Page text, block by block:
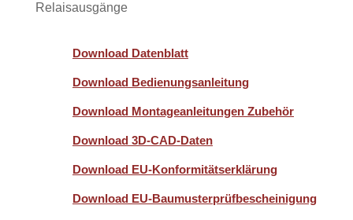
Relaisausgänge
Download Datenblatt
Download Bedienungsanleitung
Download Montageanleitungen Zubehör
Download 3D-CAD-Daten
Download EU-Konformitätserklärung
Download EU-Baumusterprüfbescheinigung